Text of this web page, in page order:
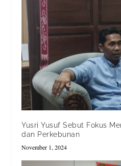
Yusri Yusuf Sebut Fokus
dan Perkebunan
November 1, 2024